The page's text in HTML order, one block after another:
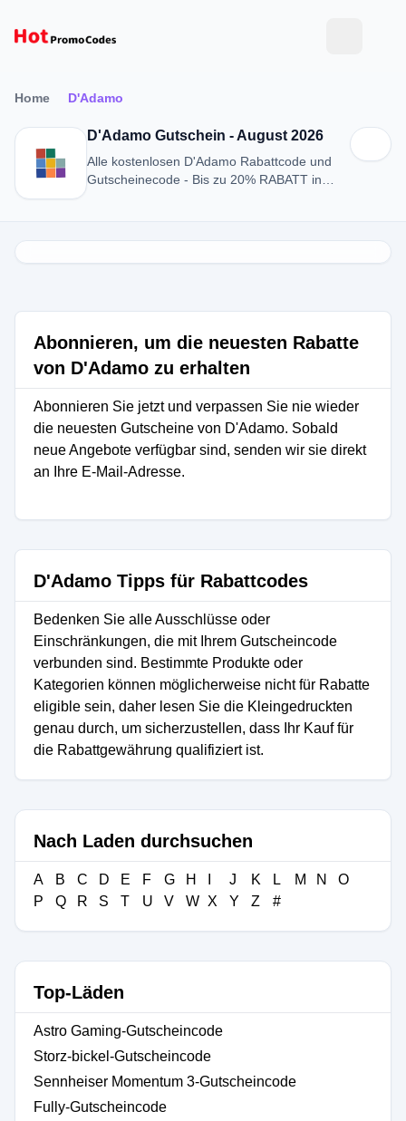
Home D'Adamo
D'Adamo Gutschein - August 2026
Alle kostenlosen D'Adamo Rabattcode und
Gutscheinecode - Bis zu 20% RABATT in
Abonnieren, um die neuesten Rabatte
von D'Adamo zu erhalten
Abonnieren Sie jetzt und verpassen Sie nie wieder
die neuesten Gutscheine von D'Adamo. Sobald
neue Angebote verfügbar sind, senden wir sie direkt
an Ihre E-Mail-Adresse.
D'Adamo Tipps für Rabattcodes
Bedenken Sie alle Ausschlüsse oder
Einschränkungen, die mit Ihrem Gutscheincode
verbunden sind. Bestimmte Produkte oder
Kategorien können möglicherweise nicht für Rabatte
eligible sein, daher lesen Sie die Kleingedruckten
genau durch, um sicherzustellen, dass Ihr Kauf für
die Rabattgewährung qualifiziert ist.
Nach Laden durchsuchen
A B C D E F G H J K L M N
O
P
Q R S T U V W X Y Z #
Top-Läden
Astro Gaming-Gutscheincode
Storz-bickel-Gutscheincode
Sennheiser Momentum 3-Gutscheincode
Fully-Gutscheincode